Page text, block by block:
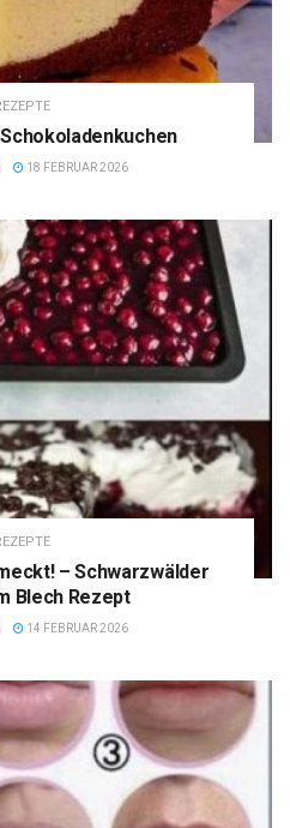
18 FEBRUAR 2026
– Schwarzwälder
Blech Rezept
14 FEBRUAR 2026